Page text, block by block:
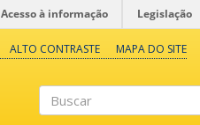
Acesso à informação Legislação
ALTO CONTRASTE MAPA DO SITE